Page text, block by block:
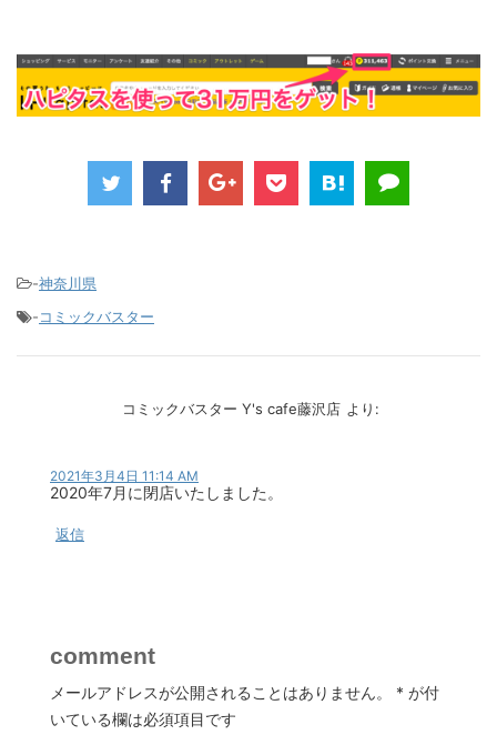
-神奈川県
-コミックバスター
コミックバスター Y's cafe藤沢店 より:
2021年3月4日 11:14 AM
2020年7月に閉店いたしました。
返信
comment
メールアドレスが公開されることはありません。 * が付
いている欄は必須項目です